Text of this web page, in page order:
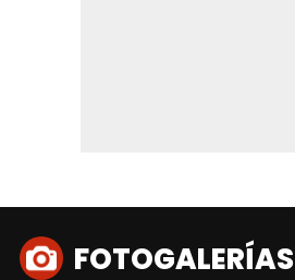
FOTOGALERÍAS